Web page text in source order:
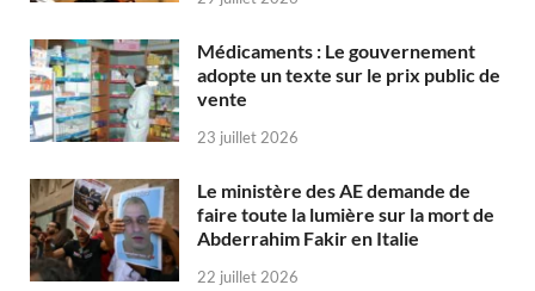
Médicaments : Le gouvernement
adopte un texte sur le prix public de
vente
23 juillet 2026
Le ministère des AE demande de
faire toute la lumière sur la mort de
Abderrahim Fakir en Italie
22 juillet 2026